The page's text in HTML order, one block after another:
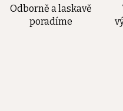
Odborně a laskavě
poradíme